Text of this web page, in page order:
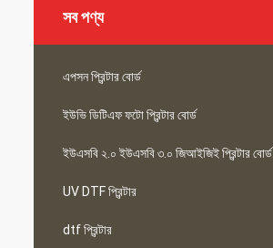
সব পণ্য
এপসন প্রিন্টার বোর্ড
ইউভি ডিটিএফ ফটো প্রিন্টার বোর্ড
ইউএসবি ২.০ ইউএসবি ৩.০ জিআইজিই প্রিন্টার বোর্ড
UV DTF প্রিন্টার
dtf প্রিন্টার